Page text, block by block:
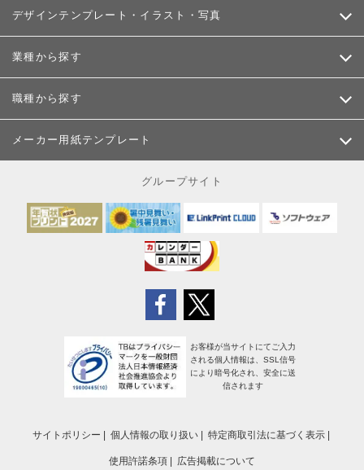
デザインテンプレート・イラスト・写真
業種から探す
職種から探す
メーカー用紙テンプレート
グループサイト
お客様が当サイトにてご入力
される個人情報は、SSL信号
により暗号化され、安全に送
信されます
サイトポリシー 個人情報の取り扱い 特定商取引法に基づく表示
使用許諾条項 広告掲載について